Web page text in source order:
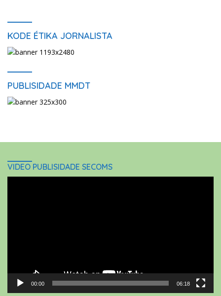
KODE ÉTIKA JORNALISTA
PUBLISIDADE MMDT
VIDEO PUBLISIDADE SECOMS
00:00 06:18